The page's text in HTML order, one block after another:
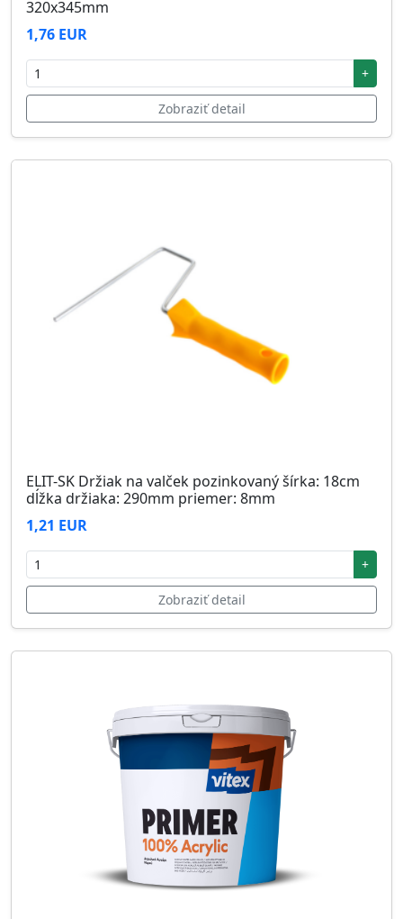
320x345mm
1,76 EUR
+
Zobraziť detail
ELIT-SK Držiak na valček pozinkovaný šírka: 18cm
dĺžka držiaka: 290mm priemer: 8mm
1,21 EUR
+
Zobraziť detail